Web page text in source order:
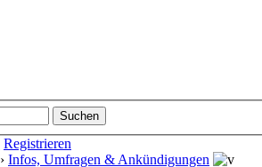
Registrieren
› Infos, Umfragen & Ankündigungen